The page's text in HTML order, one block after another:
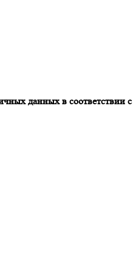
данных в соответствии с